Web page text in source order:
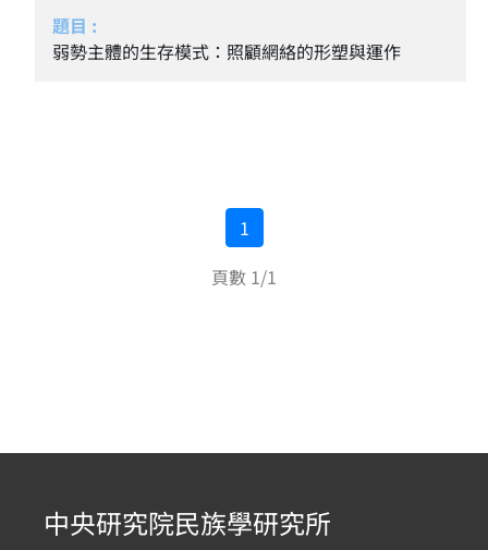
弱勢主體的生存模式：照顧網絡的形塑與運作
1
頁數 1/1
中央研究院民族學研究所